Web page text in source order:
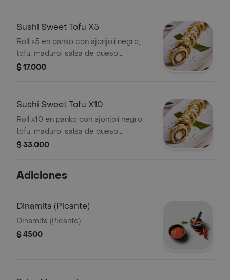
Sushi Sweet Tofu X5
Roll x5 en panko con ajonjolí negro,
tofu, maduro, salsa de queso,
maracuyá.
$ 17.000
Sushi Sweet Tofu X10
Roll x10 en panko con ajonjolí negro,
tofu, maduro, salsa de queso,
maracuyá.
$ 33.000
Adiciones
Dinamita (Picante)
Dinamita (Picante)
$ 4500